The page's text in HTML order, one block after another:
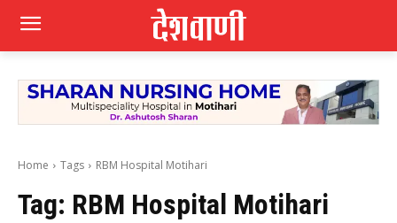
Home Tags RBM Hospital Motihari
Tag: RBM Hospital Motihari